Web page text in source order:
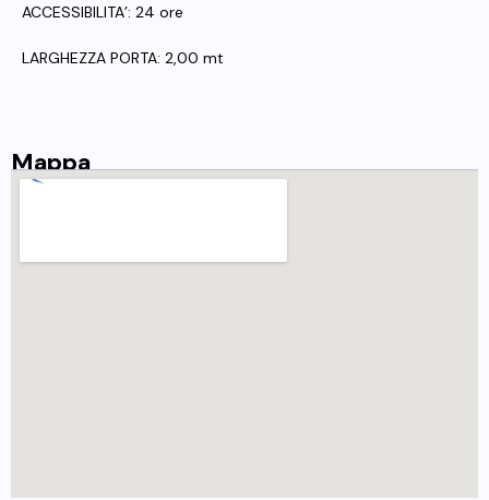
ACCESSIBILITA’: 24 ore
LARGHEZZA PORTA: 2,00 mt
Mappa